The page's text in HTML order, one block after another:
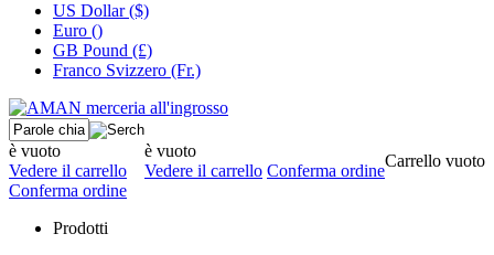
US Dollar ($)
Euro ()
GB Pound (£)
Franco Svizzero (Fr.)
è vuoto
Vedere il carrello Conferma ordine
Carrello vuoto
è vuoto
Vedere il carrello
Conferma ordine
Prodotti